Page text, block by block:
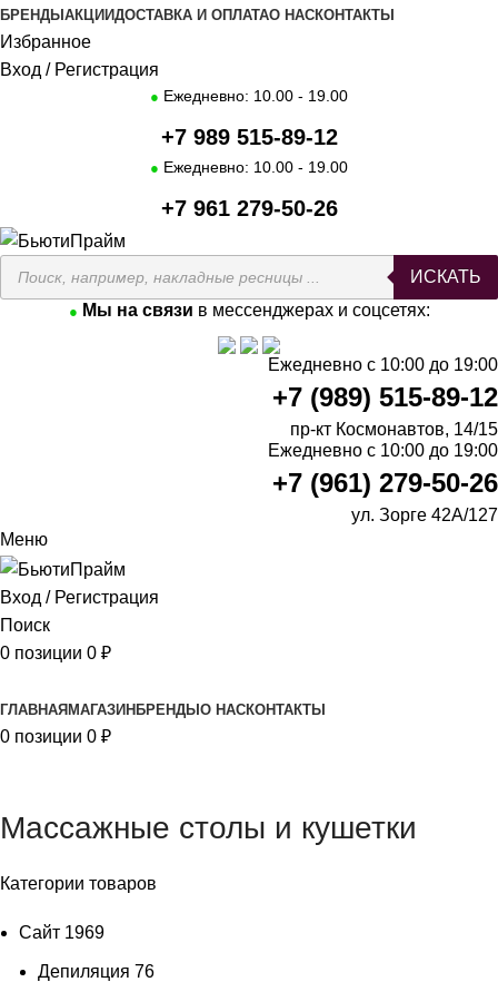
БРЕНДЫ АКЦИИДОСТАВКА И ОПЛАТАО НАСКОНТАКТЫ
Избранное
Вход / Регистрация
● Ежедневно: 10.00 - 19.00
+7 989 515-89-12
● Ежедневно: 10.00 - 19.00
+7 961 279-50-26
ИСКАТЬ
● Мы на связи в мессенджерах и соцсетях:
Ежедневно с 10:00 до 19:00
+7 (989) 515-89-12
пр-кт Космонавтов, 14/15
Ежедневно с 10:00 до 19:00
+7 (961) 279-50-26
ул. Зорге 42А/127
Меню
Вход / Регистрация
Поиск
0 позиции 0 ₽
ГЛАВНАЯМАГАЗИНБРЕНДЫО НАСКОНТАКТЫ
0 позиции 0 ₽
Массажные столы и кушетки
Категории товаров
Сайт 1969
Депиляция 76